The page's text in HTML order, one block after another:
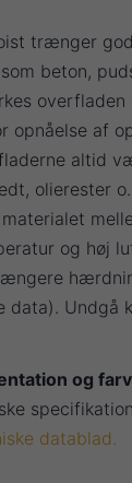
trænger
beton,
overfladen
opnåelse af
altid
olierester
og høj
data). Undgå
og
datablad.